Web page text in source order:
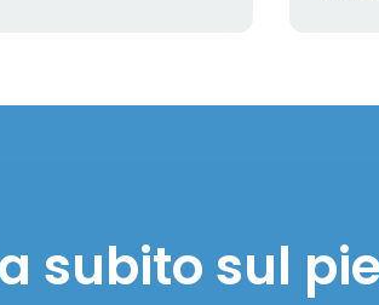
subito sul